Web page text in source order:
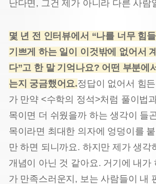
난다면, 그건 제가 아니라 다른 사람
몇 년 전 인터뷰에서 “나를 너무 힘
기쁘게 하는 일이 이것밖에 없어서
다”고 한 말 기억나요? 어떤 부분에
는지 궁금했어요.정답이 없어서 힘
가 만약 <수학의 정석>처럼 풀이법
목이면 더 쉬웠을까 하는 생각이 들
목이라면 최대한 의자에 엉덩이를
만 하면 되니까요. 하지만 제가 생각
개념이 아닌 것 같아요. 거기에 내가
가 만족스러운지, 보는 사람들이 내